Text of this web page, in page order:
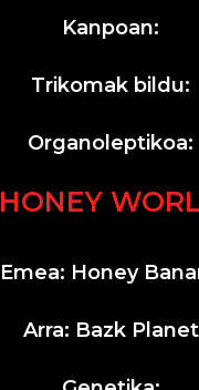
Kanpoan:
Trikomak bildu:
Organoleptikoa:
HONEY
Emea: Honey
Arra: Bazk Planet